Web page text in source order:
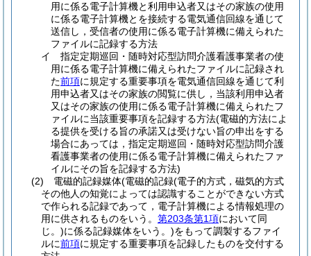
用に係る電子計算機と利用申込者又はその家族の使用
に係る電子計算機とを接続する電気通信回線を通じて
送信し，受信者の使用に係る電子計算機に備えられた
ファイルに記録する方法
イ
指定定期巡回・随時対応型訪問介護看護事業者の使
用に係る電子計算機に備えられたファイルに記録され
た前項に規定する重要事項を電気通信回線を通じて利
用申込者又はその家族の閲覧に供し，当該利用申込者
又はその家族の使用に係る電子計算機に備えられたフ
ァイルに当該重要事項を記録する方法(電磁的方法によ
る提供を受ける旨の承諾又は受けない旨の申出をする
場合にあっては，指定定期巡回・随時対応型訪問介護
看護事業者の使用に係る電子計算機に備えられたファ
イルにその旨を記録する方法)
(2)
電磁的記録媒体(電磁的記録(電子的方式，磁気的方式
その他人の知覚によっては認識することができない方式
で作られる記録であって，電子計算機による情報処理の
用に供されるものをいう。 第203条第1項において同
じ。)に係る記録媒体をいう。)をもって調製するファイ
ルに前項に規定する重要事項を記録したものを交付する